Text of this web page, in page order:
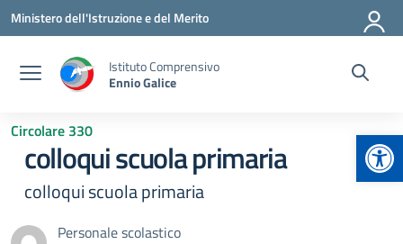
Vai ai contenuti
Vai al menu di navigazione
Vai al footer
Ministero dell'Istruzione e del Merito
Istituto Comprensivo
Ennio Galice
Circolare 330
colloqui scuola primaria
colloqui scuola primaria
Personale scolastico